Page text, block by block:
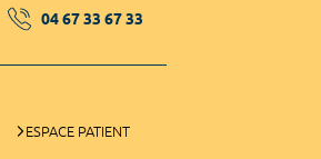
04 67 33 67 33
ESPACE PATIENT